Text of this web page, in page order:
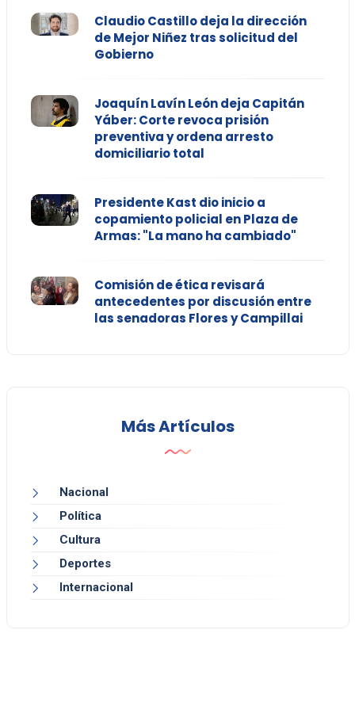
Claudio Castillo deja la dirección
de Mejor Niñez tras solicitud del
Gobierno
Joaquín Lavín León deja Capitán
Yáber: Corte revoca prisión
preventiva y ordena arresto
domiciliario total
Presidente Kast dio inicio a
copamiento policial en Plaza de
Armas: "La mano ha cambiado"
Comisión de ética revisará
antecedentes por discusión entre
las senadoras Flores y Campillai
Más Artículos
Nacional
Política
Cultura
Deportes
Internacional